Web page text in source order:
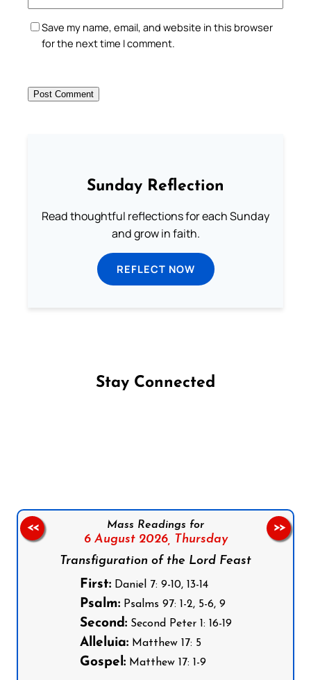
Save my name, email, and website in this browser
for the next time I comment.
Sunday Reflection
Read thoughtful reflections for each Sunday
and grow in faith.
REFLECT NOW
Stay Connected
Mass Readings for
6 August 2026, Thursday
Transfiguration of the Lord Feast
First:Daniel 7: 9-10, 13-14
Psalm:Psalms 97: 1-2, 5-6, 9
Second:Second Peter 1: 16-19
Alleluia:Matthew 17: 5
Gospel:Matthew 17: 1-9
<< >>